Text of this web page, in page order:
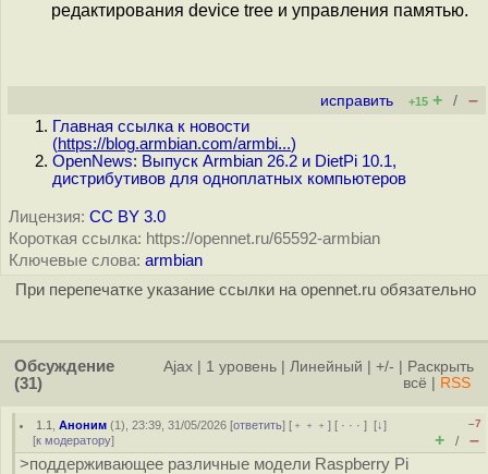
редактирования device tree и управления памятью.
исправить +15 + / –
Главная ссылка к новости
(https://blog.armbian.com/armbi...)
OpenNews: Выпуск Armbian 26.2 и DietPi 10.1,
дистрибутивов для одноплатных компьютеров
Лицензия: CC BY 3.0
Короткая ссылка: https://opennet.ru/65592-armbian
Ключевые слова: armbian
При перепечатке указание ссылки на opennet.ru обязательно
Обсуждение
(31)
Ajax 1 уровень Линейный +/-
Раскрыть
всё
RSS
1.1 ,Аноним (1), 23:39, 31/05/2026 [ответить] [ ﹢﹢﹢] [ · · ·][↓]
[к модератору]
–7
+ / –
>поддерживающее различные модели Raspberry Pi